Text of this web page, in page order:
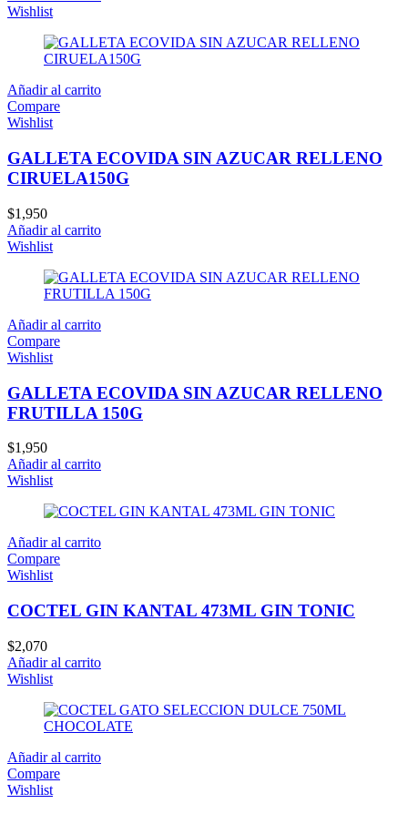
Wishlist
Añadir al carrito
Compare
Wishlist
GALLETA ECOVIDA SIN AZUCAR RELLENO
CIRUELA150G
$1,950
Añadir al carrito
Wishlist
Añadir al carrito
Compare
Wishlist
GALLETA ECOVIDA SIN AZUCAR RELLENO
FRUTILLA 150G
$1,950
Añadir al carrito
Wishlist
Añadir al carrito
Compare
Wishlist
COCTEL GIN KANTAL 473ML GIN TONIC
$2,070
Añadir al carrito
Wishlist
Añadir al carrito
Compare
Wishlist